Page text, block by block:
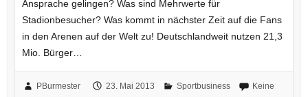
Ansprache gelingen? Was sind Mehrwerte für
Stadionbesucher? Was kommt in nächster Zeit auf die Fans
in den Arenen auf der Welt zu! Deutschlandweit nutzen 21,3
Mio. Bürger…
PBurmester 23. Mai 2013 Sportbusiness
Keine